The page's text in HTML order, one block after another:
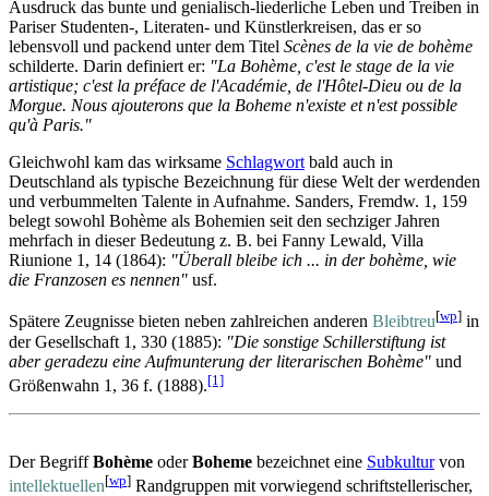
Ausdruck das bunte und genialisch-liederliche Leben und Treiben in
Pariser Studenten-, Literaten- und Künstler­kreisen, das er so
lebensvoll und packend unter dem Titel Scènes de la vie de bohème
schilderte. Darin definiert er: "La Bohème, c'est le stage de la vie
artistique; c'est la préface de l'Académie, de l'Hôtel-Dieu ou de la
Morgue. Nous ajouterons que la Boheme n'existe et n'est possible
qu'à Paris."
Gleichwohl kam das wirksame Schlagwort bald auch in
Deutschland als typische Bezeichnung für diese Welt der werdenden
und verbummelten Talente in Aufnahme. Sanders, Fremdw. 1, 159
belegt sowohl Bohème als Bohemien seit den sechziger Jahren
mehrfach in dieser Bedeutung z. B. bei Fanny Lewald, Villa
Riunione 1, 14 (1864): "Überall bleibe ich ... in der bohème, wie
die Franzosen es nennen" usf.
Spätere Zeugnisse bieten neben zahlreichen anderen Bleibtreu[wp] in
der Gesellschaft 1, 330 (1885): "Die sonstige Schillerstiftung ist
aber geradezu eine Aufmunterung der literarischen Bohème" und
Größenwahn 1, 36 f. (1888).[1]
Der BegriffBohème oderBoheme bezeichnet eine Subkulturvon
intellektuellen[wp] Randgruppen mit vorwiegend schrift­stellerischer,